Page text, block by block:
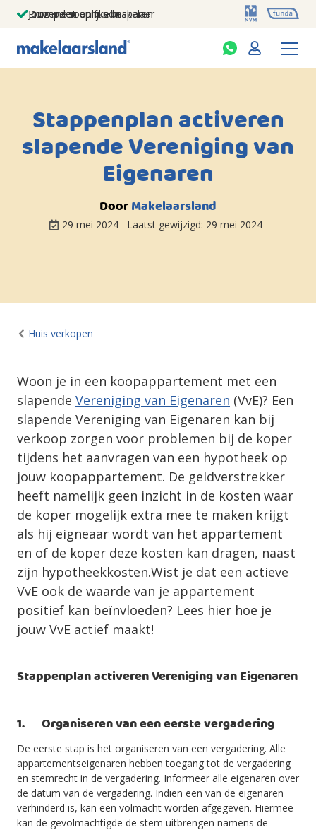
Jouw persoonlijke makelaar
Duizenden euro's besparen
Prominent op funda
Stappenplan activeren
slapende Vereniging van
Eigenaren
DoorMakelaarsland
29 mei 2024 Laatst gewijzigd: 29 mei 2024
Huis verkopen
Woon je in een koopappartement met een
slapende Vereniging van Eigenaren (VvE)? Een
slapende Vereniging van Eigenaren kan bij
verkoop zorgen voor problemen bij de koper
tijdens het aanvragen van een hypotheek op
jouw koopappartement. De geldverstrekker
heeft namelijk geen inzicht in de kosten waar
de koper mogelijk extra mee te maken krijgt
als hij eigneaar wordt van het appartement
en of de koper deze kosten kan dragen, naast
zijn hypotheekkosten.Wist je dat een actieve
VvE ook de waarde van je appartement
positief kan beïnvloeden? Lees hier hoe je
jouw VvE actief maakt!
Stappenplan activeren Vereniging van Eigenaren
1. Organiseren van een eerste vergadering
De eerste stap is het organiseren van een vergadering. Alle
appartementseigenaren hebben toegang tot de vergadering
en stemrecht in de vergadering. Informeer alle eigenaren over
de datum van de vergadering. Indien een van de eigenaren
verhinderd is, kan een volmacht worden afgegeven. Hiermee
kan de gevolmachtigde de stem uitbrengen namens de